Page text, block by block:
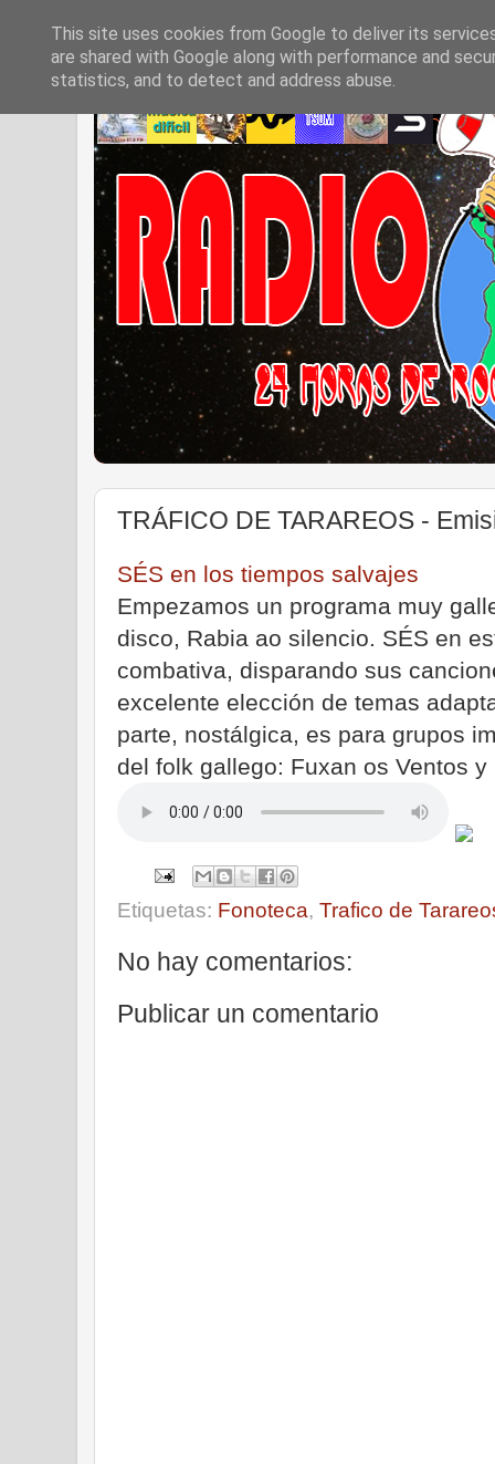
TRÁFICO DE TARAREOS -
SÉS en los tiempos salvajes
Empezamos un programa muy
disco, Rabia ao silencio. SÉS en
combativa, disparando sus
excelente elección de temas
parte, nostálgica, es para grupos
del folk gallego: Fuxan os Ventos
Etiquetas: Fonoteca, Trafico de
No hay comentarios:
Publicar un comentario
This site uses cookies from Google to deliver its
are shared with Google along with performance and
statistics, and to detect and address abuse.